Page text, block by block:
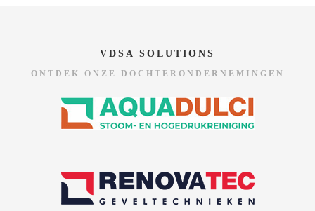
VDSA SOLUTIONS
ONTDEK ONZE DOCHTERONDERNEMINGEN